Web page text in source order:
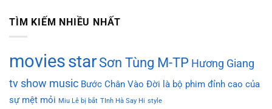
TÌM KIẾM NHIỀU NHẤT
moviesstarSơn Tùng M-TP Hương Giang
tv show music Bước Chân Vào Đời là bộ phim đỉnh cao của
sự mệt mỏi Miu Lê bị bắt TInh Hà Say Hi style